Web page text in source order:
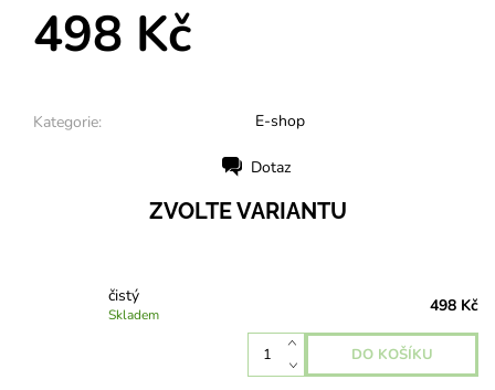
498 Kč
Kategorie: E-shop
Dotaz
ZVOLTE VARIANTU
čistý
Skladem 498 Kč